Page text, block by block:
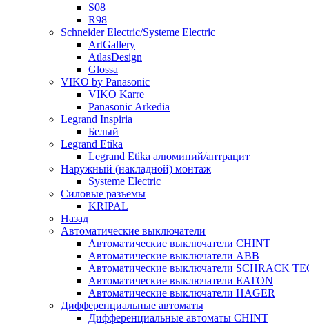
S08
R98
Schneider Electric/Systeme Electric
ArtGallery
AtlasDesign
Glossa
VIKO by Panasonic
VIKO Karre
Panasonic Arkedia
Legrand Inspiria
Белый
Legrand Etika
Legrand Etika алюминий/антрацит
Наружный (накладной) монтаж
Systeme Electric
Силовые разъемы
KRIPAL
Назад
Автоматические выключатели
Автоматические выключатели CHINT
Автоматические выключатели ABB
Автоматические выключатели SCHRACK
Автоматические выключатели EATON
Автоматические выключатели HAGER
Дифференциальные автоматы
Дифференциальные автоматы CHINT